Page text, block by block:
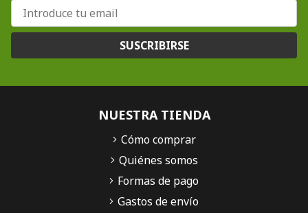
SUSCRIBIRSE
NUESTRA TIENDA
Cómo comprar
Quiénes somos
Formas de pago
Gastos de envío